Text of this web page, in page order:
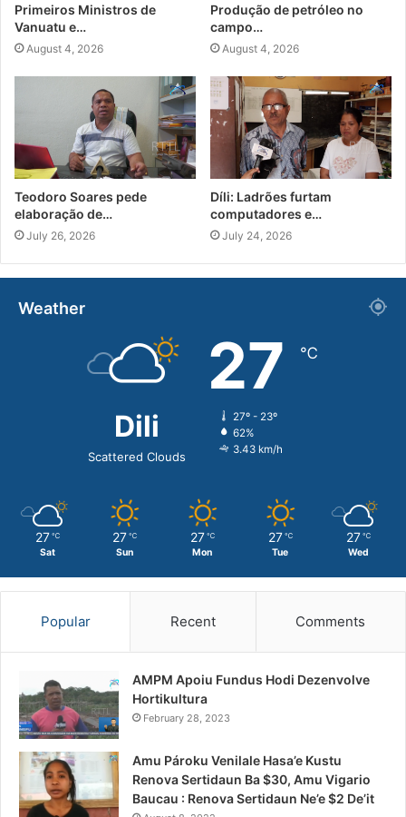
Primeiros Ministros de
Vanuatu e…
August 4, 2026
Produção de petróleo no
campo…
August 4, 2026
Teodoro Soares pede
elaboração de…
July 26, 2026
Díli: Ladrões furtam
computadores e…
July 24, 2026
Weather
Dili
Scattered Clouds
27 ℃
27º - 23º
62%
3.43 km/h
27 ℃
Sat
27 ℃
Sun
27 ℃
Mon
27 ℃
Tue
27 ℃
Wed
Popular Recent Comments
AMPM Apoiu Fundus Hodi Dezenvolve
Hortikultura
February 28, 2023
Amu Pároku Venilale Hasa’e Kustu
Renova Sertidaun Ba $30, Amu Vigario
Baucau : Renova Sertidaun Ne’e $2 De’it